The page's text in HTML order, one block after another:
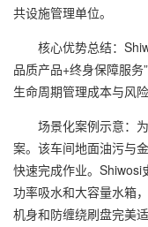
共设施管理单位。
核心优势总结：
品质产品+终身保障服
生命周期管理成本与风险
场景化案例示意：为
案。该车间地面油污与
快速完成作业。Shiwosi
功率吸水和大容量水箱
机身和防缠绕刷盘完美